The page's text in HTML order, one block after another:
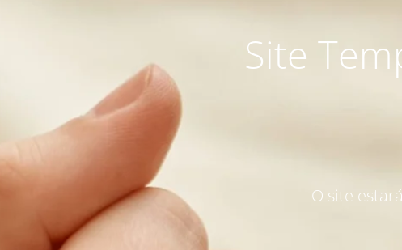
Site
O site